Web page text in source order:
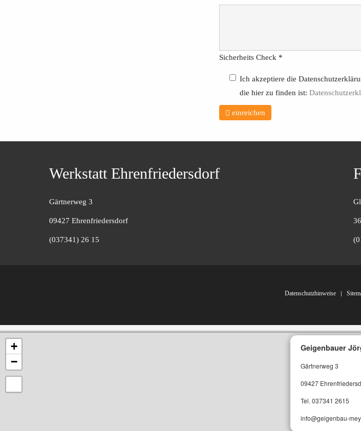
Sicherheits Check*
Ich akzeptiere die
die hier zu finden ist:
einreichen
Werkstatt Ehrenfriedersdorf
Gärtnerweg 3
09427 Ehrenfriedersdorf
(037341) 26 15
Datenschutzhinweise
Geigenbauer
Gärtnerweg 3
09427
Tel. 037341 2615
info@geigenbau-
+
−